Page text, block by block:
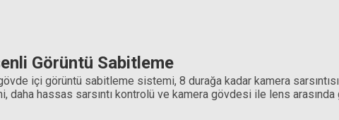
Görüntü Sabitleme
içi görüntü sabitleme sistemi, 8 durağa kadar kamera
daha hassas sarsıntı kontrolü ve kamera gövdesi ile lens